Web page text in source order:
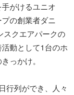
がけるユニオ
の創業者ダニ
スクエアパークの
動として1台のホ
っかけ。
行列ができ、人々